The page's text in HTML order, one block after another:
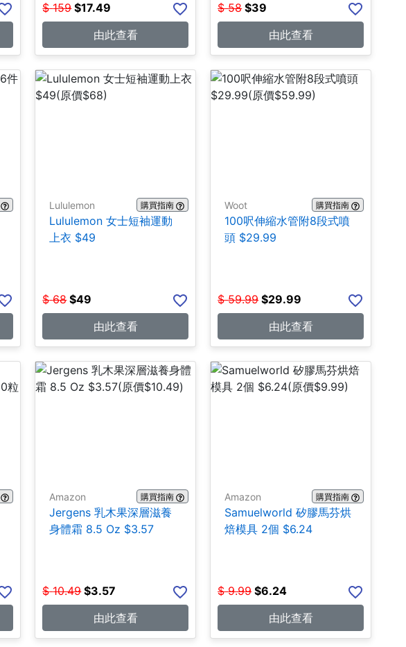
$ 159 $17.49
由此查看
$ 58 $39
由此查看
Lululemon 購買指南
Lululemon 女士短袖運動
上衣 $49
$ 68 $49
由此查看
Woot 購買指南
100呎伸縮水管附8段式噴
頭 $29.99
$ 59.99 $29.99
由此查看
Amazon 購買指南
Jergens 乳木果深層滋養
身體霜 8.5 Oz $3.57
$ 10.49 $3.57
由此查看
Amazon 購買指南
Samuelworld 矽膠馬芬烘
焙模具 2個 $6.24
$ 9.99 $6.24
由此查看